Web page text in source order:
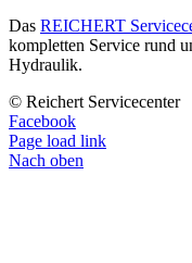
Das REICHERT
kompletten Service rund
Hydraulik.
© Reichert Servicecenter
Facebook
Page load link
Nach oben